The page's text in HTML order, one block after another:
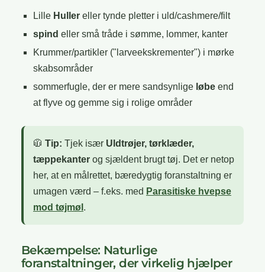
Lille Huller eller tynde pletter i uld/cashmere/filt
spind eller små tråde i sømme, lommer, kanter
Krummer/partikler ("larveekskrementer") i mørke
skabsområder
sommerfugle, der er mere sandsynlige løbe end
at flyve og gemme sig i rolige områder
🧥 Tip: Tjek især Uldtrøjer, tørklæder,
tæppekanter og sjældent brugt tøj. Det er netop
her, at en målrettet, bæredygtig foranstaltning er
umagen værd – f.eks. med Parasitiske hvepse
mod tøjmøl .
Bekæmpelse: Naturlige
foranstaltninger, der virkelig hjælper